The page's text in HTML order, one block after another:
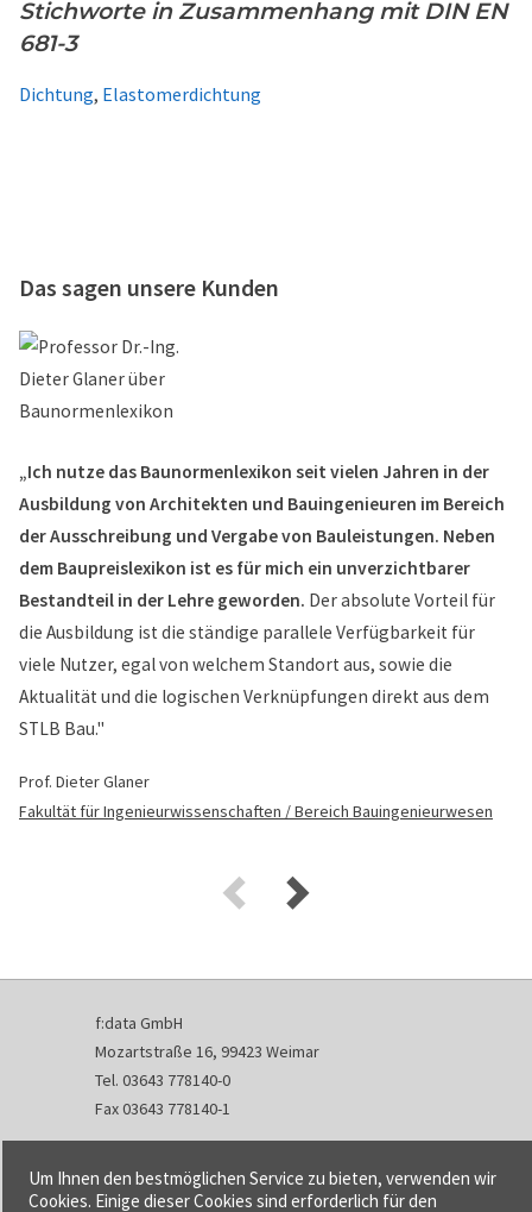
Stichworte in Zusammenhang mit DIN EN
681-3
Dichtung, Elastomerdichtung
Das sagen unsere Kunden
„Ich nutze das Baunormenlexikon seit vielen Jahren in der
Ausbildung von Architekten und Bauingenieuren im Bereich
der Ausschreibung und Vergabe von Bauleistungen. Neben
dem Baupreislexikon ist es für mich ein unverzichtbarer
Bestandteil in der Lehre geworden. Der absolute Vorteil für
die Ausbildung ist die ständige parallele Verfügbarkeit für
viele Nutzer, egal von welchem Standort aus, sowie die
Aktualität und die logischen Verknüpfungen direkt aus dem
STLB Bau."
Prof. Dieter Glaner
Fakultät für Ingenieurwissenschaften / Bereich Bauingenieurwesen
f:data GmbH
Mozartstraße 16, 99423 Weimar
Tel. 03643 778140-0
Fax 03643 778140-1
info@fdata.de
Kontakt
Um Ihnen den bestmöglichen Service zu bieten, verwenden wir
Cookies. Einige dieser Cookies sind erforderlich für den